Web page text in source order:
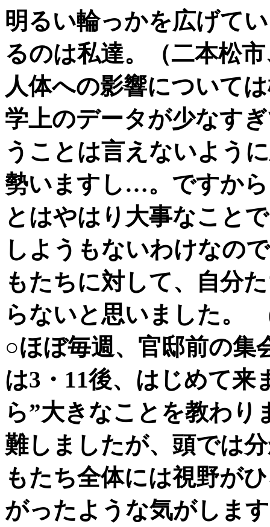
明るい輪っかを広げて
るのは私達。（二本松
人体への影響について
学上のデータが少なす
うことは言えないよう
勢いますし…。ですか
とはやはり大事なこと
しようもないわけなの
もたちに対して、自分
らないと思いました
○ほぼ毎週、官邸前の集
は3・11後、はじめて来
ら”大きなことを教わり
難しましたが、頭では
もたち全体には視野が
がったような気がしま